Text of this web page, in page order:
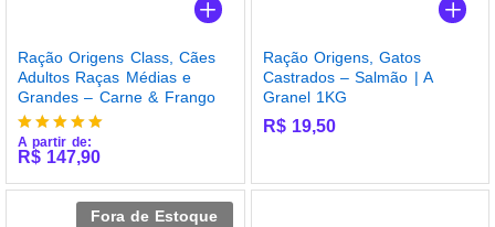
Ração Origens Class, Cães
Adultos Raças Médias e
Grandes – Carne & Frango
Avaliação
5.00
de 5
A partir de:
R$ 147,90
Ração Origens, Gatos
Castrados – Salmão | A
Granel 1KG
R$19,50
Fora de Estoque